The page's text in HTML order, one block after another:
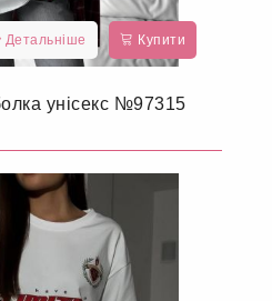
Детальніше Купити
унісекс №97315